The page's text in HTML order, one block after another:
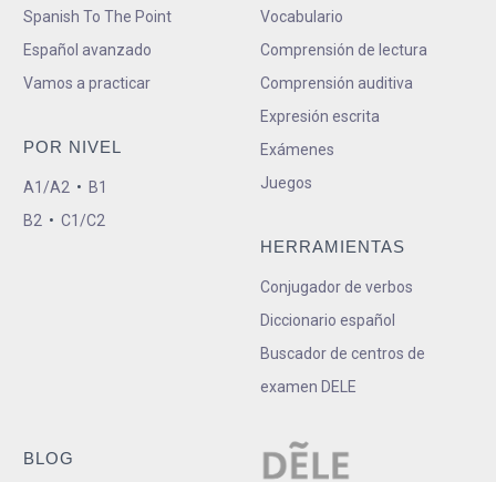
Spanish To The Point
Español avanzado
Vamos a practicar
POR NIVEL
A1/A2 • B1
B2 • C1/C2
Vocabulario
Comprensión de lectura
Comprensión auditiva
Expresión escrita
Exámenes
Juegos
HERRAMIENTAS
Conjugador de verbos
Diccionario español
Buscador de centros de
examen DELE
BLOG